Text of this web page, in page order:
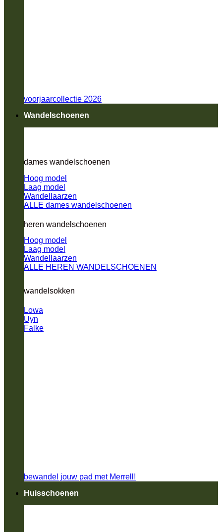
voorjaarcollectie 2026
Wandelschoenen
dames wandelschoenen
Hoog model
Laag model
Wandellaarzen
ALLE dames wandelschoenen
heren wandelschoenen
Hoog model
Laag model
Wandellaarzen
ALLE HEREN WANDELSCHOENEN
wandelsokken
Lowa
Uyn
Falke
bewandel jouw pad met Merrell!
Huisschoenen